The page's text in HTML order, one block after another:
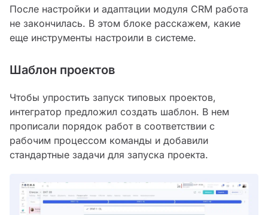
После настройки и адаптации модуля CRM работа
не закончилась. В этом блоке расскажем, какие
еще инструменты настроили в системе.
Шаблон проектов
Чтобы упростить запуск типовых проектов,
интегратор предложил создать шаблон. В нем
прописали порядок работ в соответствии с
рабочим процессом команды и добавили
стандартные задачи для запуска проекта.